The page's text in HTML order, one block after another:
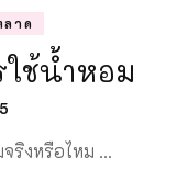
ลาด
ช้น้ำหอม
ริงหรือไหม …